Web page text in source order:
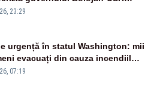
de alertă
23:29
urgență în statul Washington: mii
evacuați din cauza incendiilor
de vegetație
07:19